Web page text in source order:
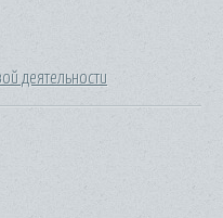
деятельности